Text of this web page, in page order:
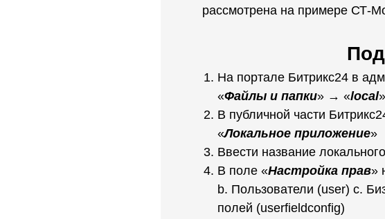
рассмотрена на примере СТ-
На портале Битрикс24 в
«Файлы и папки» → «local
В публичной части
«Локальное приложение»
Ввести название
В поле «Настройка прав»
b. Пользователи (user) c.
полей (userfieldconfig)